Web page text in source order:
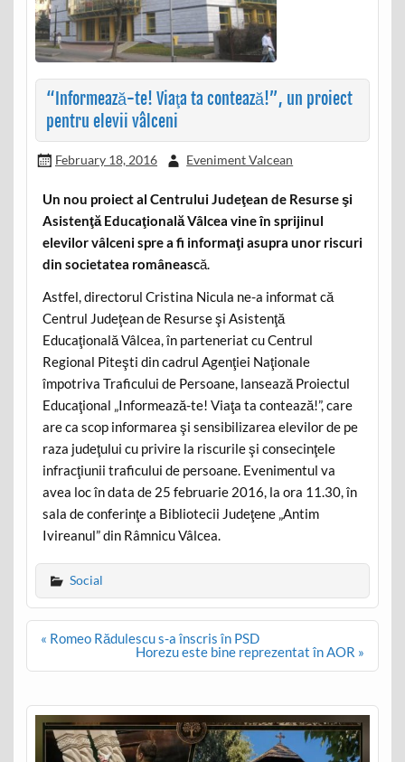
“Informează-te! Viaţa ta contează!”, un proiect
pentru elevii vâlceni
February 18, 2016 Eveniment Valcean
Un nou proiect al Centrului Judeţean de Resurse şi
Asistenţă Educaţională Vâlcea vine în sprijinul
elevilor vâlceni spre a fi informaţi asupra unor riscuri
din societatea românească.
Astfel, directorul Cristina Nicula ne-a informat că
Centrul Judeţean de Resurse şi Asistenţă
Educaţională Vâlcea, în parteneriat cu Centrul
Regional Piteşti din cadrul Agenţiei Naţionale
împotriva Traficului de Persoane, lansează Proiectul
Educaţional „Informează-te! Viaţa ta contează!”, care
are ca scop informarea şi sensibilizarea elevilor de pe
raza judeţului cu privire la riscurile şi consecinţele
infracţiunii traficului de persoane. Evenimentul va
avea loc în data de 25 februarie 2016, la ora 11.30, în
sala de conferinţe a Bibliotecii Judeţene „Antim
Ivireanul” din Râmnicu Vâlcea.
Social
Post
« Romeo Rădulescu s-a înscris în PSD
Horezu este bine reprezentat în AOR »